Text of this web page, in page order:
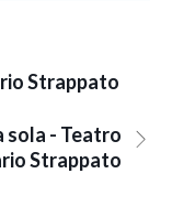
Strappato
sola - Teatro
Strappato